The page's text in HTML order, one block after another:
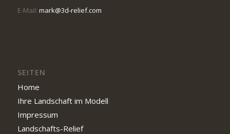
E-Mail: mark@3d-relief.com
SEITEN
Home
Ihre Landschaft im Modell
Impressum
Landschafts-Relief